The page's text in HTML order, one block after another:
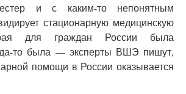
и с каким-то непонятным
стационарную медицинскую
для граждан России была
то была — эксперты ВШЭ пишут,
помощи в России оказывается